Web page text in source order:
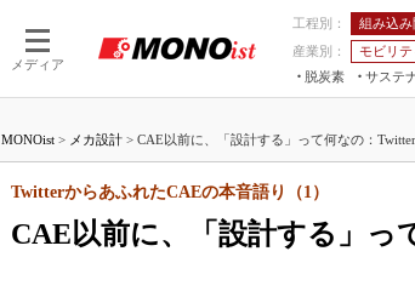
メディア
工程別： 組み込
産業別：
モビリテ
脱炭素
サステ
つながる工場
つながるサービス
AI×設備保全
Physical AI
MONOist > メカ設計 > CAE以前に、「設計する」って何なの：Twitter
CAE以前に、「設計する」っ
TwitterからあふれたCAEの本音語り（1）